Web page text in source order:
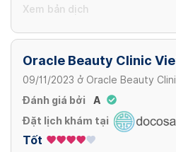
Xem bản dịch
Oracle Beauty Clinic
09/11/2023 ở Oracle Beauty
Đánh giá bởi
A
Đặt lịch khám tại
Tốt